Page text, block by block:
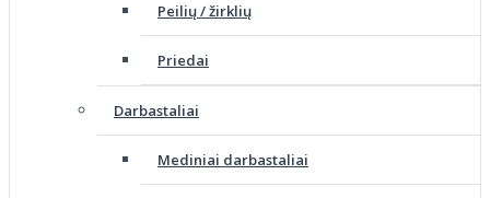
Peilių / žirklių
Priedai
Darbastaliai
Mediniai darbastaliai